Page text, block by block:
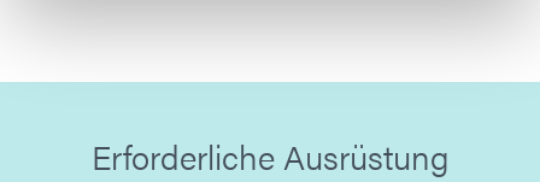
Leitfaden: Lichthärtungsgeräte (Asien|EN)
Leitfaden: Ausgabegerät (Europa|EN)
Erforderliche Ausrüstung